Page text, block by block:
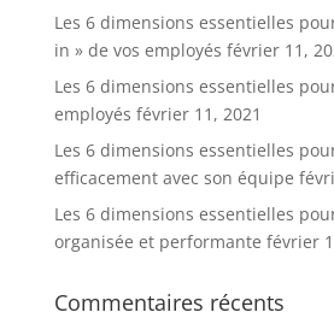
Les 6 dimensions essentielles
in » de vos employés février 11,
Les 6 dimensions essentielles
employés février 11, 2021
Les 6 dimensions essentielles
efficacement avec son équipe
Les 6 dimensions essentielles
organisée et performante février
Commentaires récents